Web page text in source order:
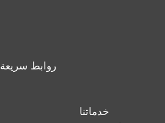
روابط سريعة
خدماتنا